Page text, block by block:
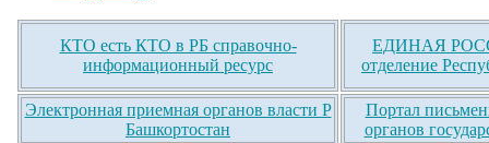
КТО есть КТО в РБ справочно-
информационный ресурс
ЕДИНАЯ
отделение
Электронная приемная органов власти Р
Башкортостан
Портал
органов